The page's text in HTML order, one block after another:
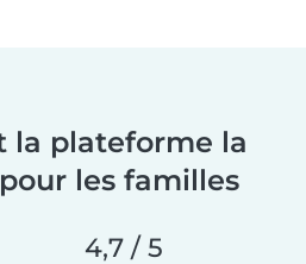
la plateforme la
les familles
4,7 / 5